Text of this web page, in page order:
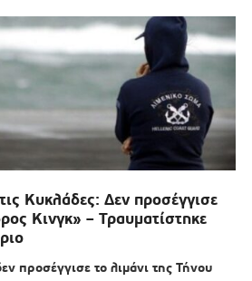
Κυκλάδες: Δεν προσέγγισε
Κινγκ» – Τραυματίστηκε
προσέγγισε το λιμάνι της Τήνου